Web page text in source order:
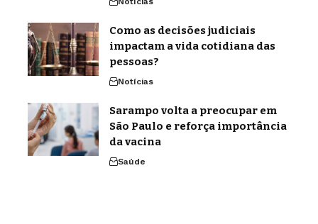
Como as decisões judiciais
impactam a vida cotidiana das
pessoas?
Notícias
Sarampo volta a preocupar em
São Paulo e reforça importância
da vacina
Saúde